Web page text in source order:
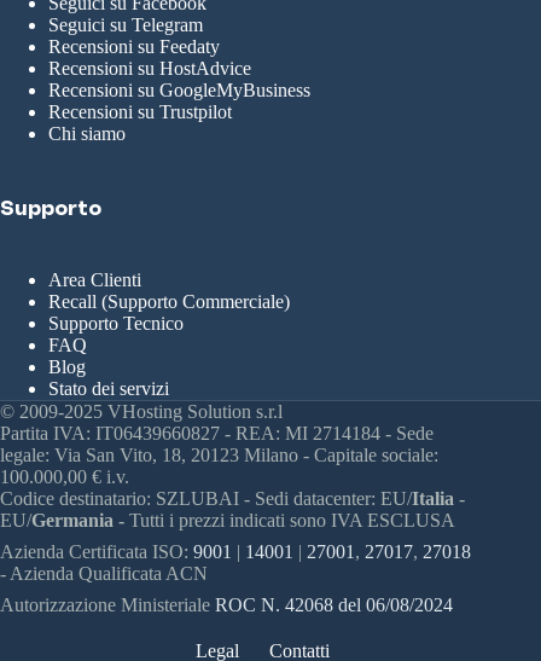
Seguici su Telegram
Recensioni su Feedaty
Recensioni su HostAdvice
Recensioni su GoogleMyBusiness
Recensioni su Trustpilot
Chi siamo
Supporto
Area Clienti
Recall (Supporto Commerciale)
Supporto Tecnico
FAQ
Blog
Stato dei servizi
© 2009-2025 VHosting Solution s.r.l
Partita IVA: IT06439660827 - REA: MI 2714184 - Sede
legale: Via San Vito, 18, 20123 Milano - Capitale sociale:
100.000,00 € i.v.
Codice destinatario: SZLUBAI - Sedi datacenter: EU/Italia -
EU/Germania - Tutti i prezzi indicati sono IVA ESCLUSA
Azienda Certificata ISO: 9001 | 14001 | 27001 , 27017, 27018
- Azienda Qualificata ACN
Autorizzazione Ministeriale ROC N. 42068 del 06/08/2024
Legal Contatti